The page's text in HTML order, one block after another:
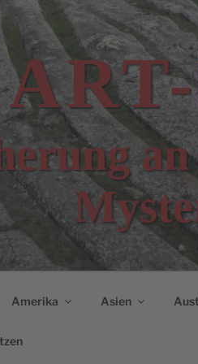
Amerika Asien